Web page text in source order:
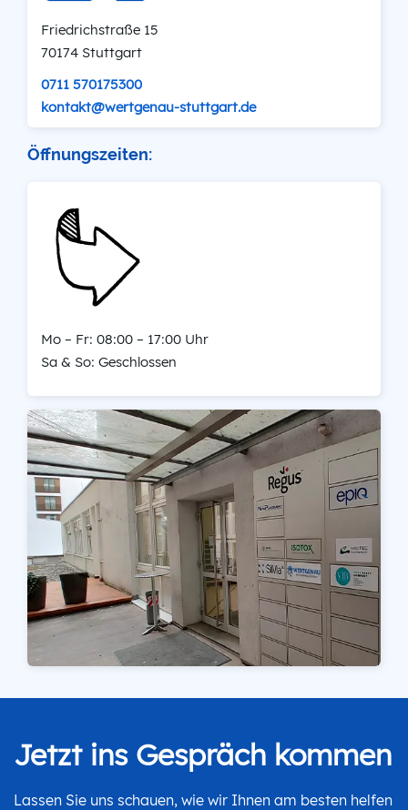
Friedrichstraße 15
70174 Stuttgart
0711 570175300
kontakt@wertgenau-stuttgart.de
Öffnungszeiten:
Mo – Fr: 08:00 – 17:00 Uhr
Sa & So: Geschlossen
Jetzt ins Gespräch kommen
Lassen Sie uns schauen, wie wir Ihnen am besten helfen